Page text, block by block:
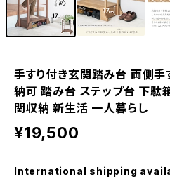
手すり付き玄関踏み台 両側
納可 踏み台 ステップ台 下駄
関収納 新生活 一人暮らし
¥19,500
International shipping